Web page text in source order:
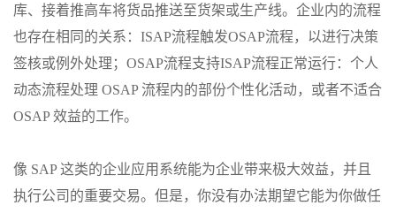
库、接着推高车将货品推送至货架或生产线。企业内的流程
也存在相同的关系：ISAP流程触发OSAP流程，以进行决策
签核或例外处理；OSAP流程支持ISAP流程正常运行：个人
动态流程处理 OSAP 流程内的部份个性化活动，或者不适合
OSAP 效益的工作。
像 SAP 这类的企业应用系统能为企业带来极大效益，并且
执行公司的重要交易。但是，你没有办法期望它能为你做任